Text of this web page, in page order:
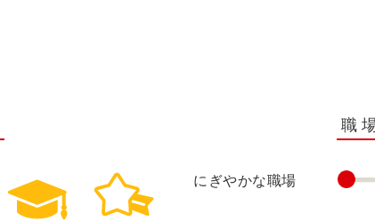
職
にぎやかな職場